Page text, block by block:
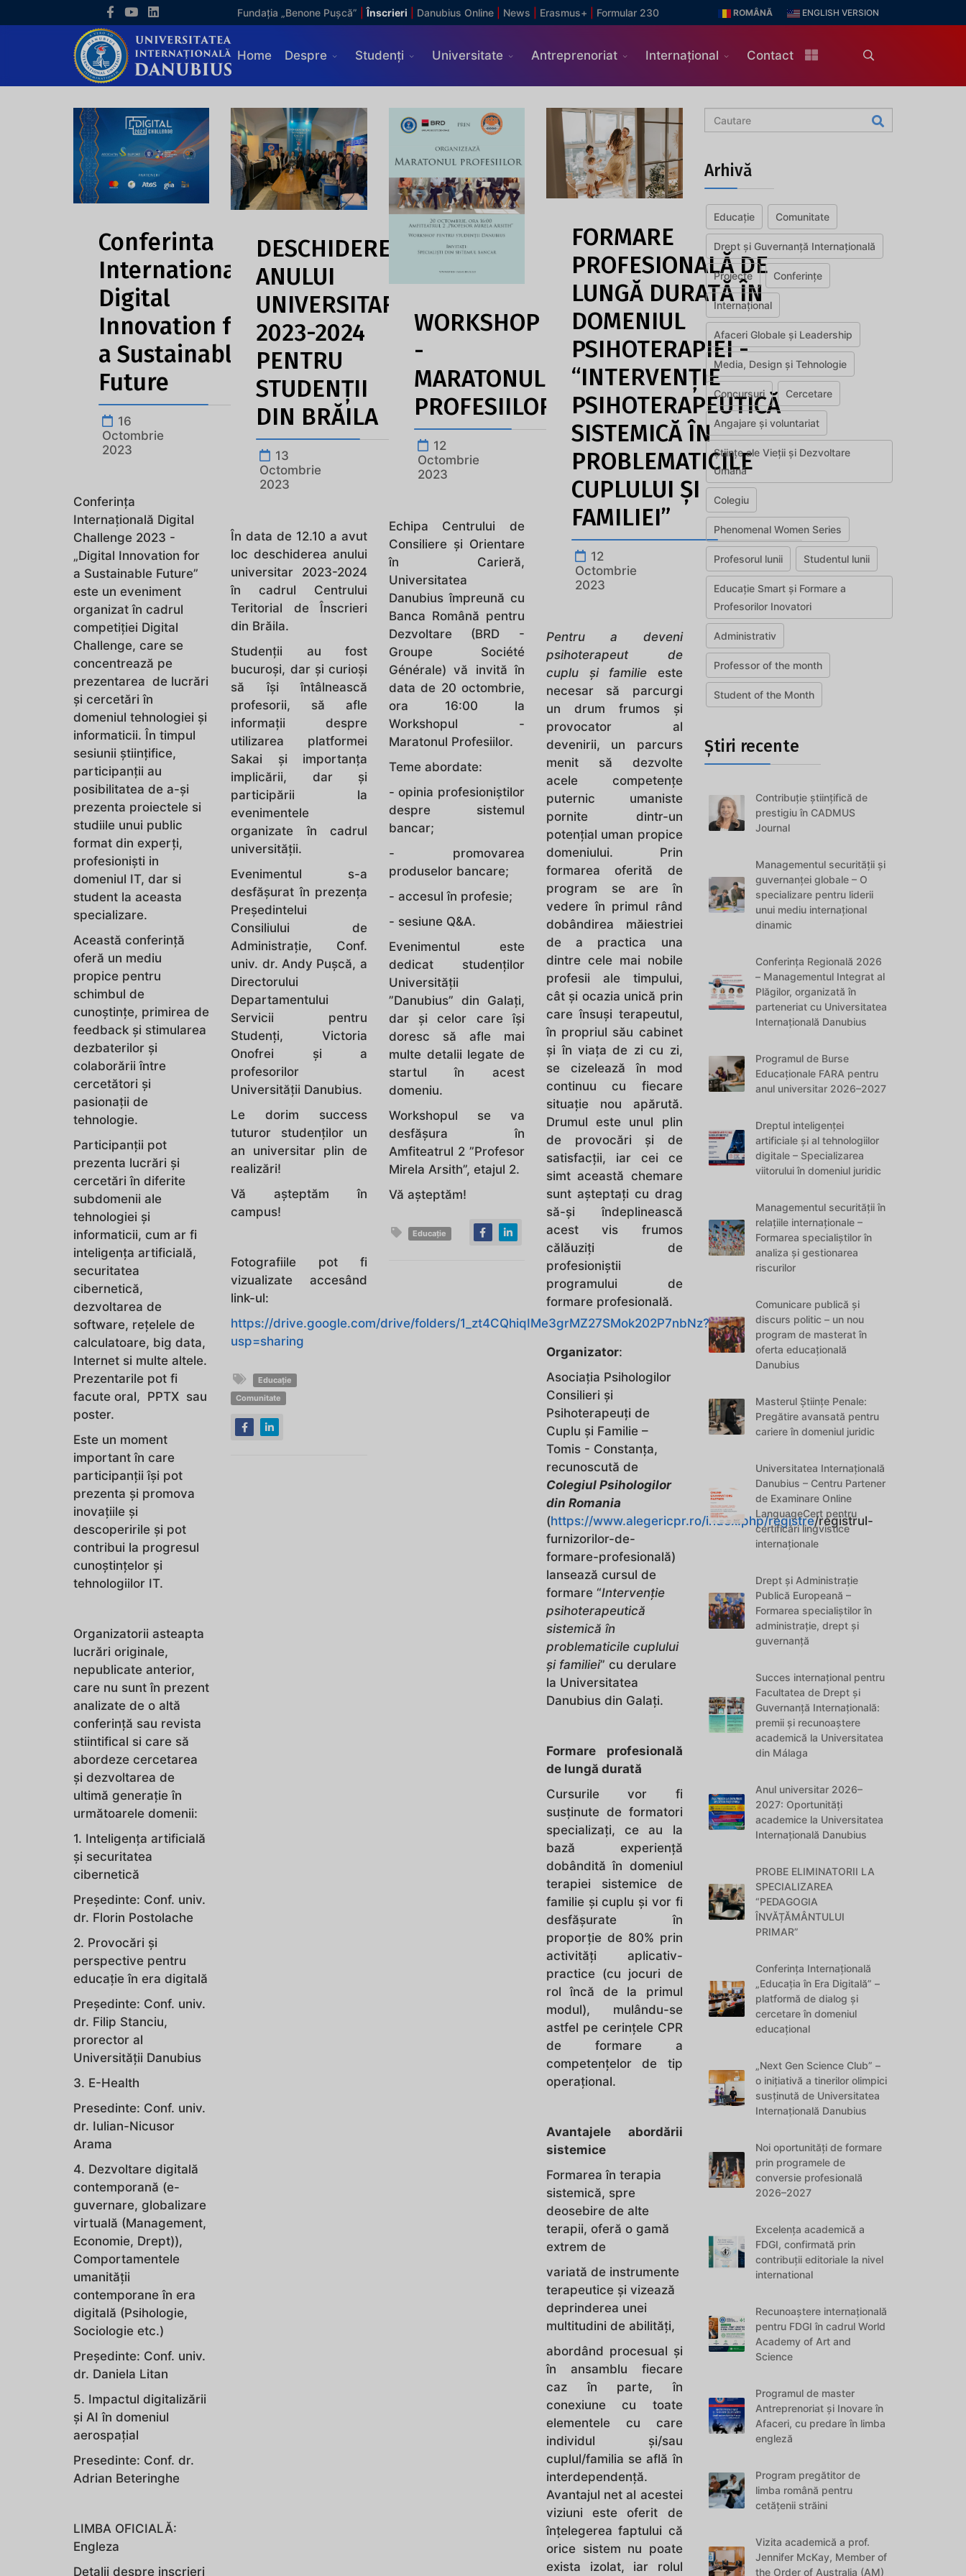
Fundația „Benone Pușcă” Înscrieri Danubius Online News Erasmus+ Formular 230 ROMÂNĂ ENGLISH VERSION
Home Despre Studenți Universitate Antreprenoriat Internațional Contact
Conferinta
Internationala
Digital
Innovation for
a Sustainable
Future
16
Octombrie
2023
Conferința
Internațională Digital
Challenge 2023 -
„Digital Innovation for
a Sustainable Future”
este un eveniment
organizat în cadrul
competiției Digital
Challenge, care se
concentrează pe
prezentarea de lucrări
și cercetări în
domeniul tehnologiei și
informaticii. În timpul
sesiunii științifice,
participanții au
posibilitatea de a-și
prezenta proiectele si
studiile unui public
format din experți,
profesioniști in
domeniul IT, dar si
student la aceasta
specializare.
Această conferință
oferă un mediu
propice pentru
schimbul de
cunoștințe, primirea de
feedback și stimularea
dezbaterilor și
colaborării între
cercetători și
pasionații de
tehnologie.
Participanții pot
prezenta lucrări și
cercetări în diferite
subdomenii ale
tehnologiei și
informaticii, cum ar fi
inteligența artificială,
securitatea
cibernetică,
dezvoltarea de
software, rețelele de
calculatoare, big data,
Internet si multe altele.
Prezentarile pot fi
facute oral, PPTX sau
poster.
Este un moment
important în care
participanții își pot
prezenta și promova
inovațiile și
descoperirile și pot
contribui la progresul
cunoștințelor și
tehnologiilor IT.
Organizatorii asteapta
lucrări originale,
nepublicate anterior,
care nu sunt în prezent
analizate de o altă
conferință sau revista
stiintifical si care să
abordeze cercetarea
și dezvoltarea de
ultimă generație în
următoarele domenii:
1. Inteligența artificială
și securitatea
cibernetică
Preşedinte: Conf. univ.
dr. Florin Postolache
2. Provocări și
perspective pentru
educație în era digitală
Preşedinte: Conf. univ.
dr. Filip Stanciu,
prorector al
Universităţii Danubius
3. E-Health
Presedinte: Conf. univ.
dr. Iulian-Nicusor
Arama
4. Dezvoltare digitală
contemporană (e-
guvernare, globalizare
virtuală (Management,
Economie, Drept)),
Comportamentele
umanității
contemporane în era
digitală (Psihologie,
Sociologie etc.)
Preşedinte: Conf. univ.
dr. Daniela Litan
5. Impactul digitalizării
și AI în domeniul
aerospațial
Presedinte: Conf. dr.
Adrian Beteringhe
LIMBA OFICIALĂ:
Engleza
Detalii despre inscrieri
DESCHIDEREA
ANULUI
UNIVERSITAR
2023-2024
PENTRU
STUDENȚII
DIN BRĂILA
13
Octombrie
2023
În data de 12.10 a avut
loc deschiderea anului
universitar 2023-2024
în cadrul Centrului
Teritorial de Înscrieri
din Brăila.
Studenții au fost
bucuroși, dar și curioși
să își întâlnească
profesorii, să afle
informații despre
utilizarea platformei
Sakai și importanța
implicării, dar și
participării la
evenimentele
organizate în cadrul
universității.
Evenimentul s-a
desfășurat în prezența
Președintelui
Consiliului de
Administrație, Conf.
univ. dr. Andy Pușcă, a
Directorului
Departamentului
Servicii pentru
Studenți, Victoria
Onofrei și a
profesorilor
Universității Danubius.
Le dorim success
tuturor studenților un
an universitar plin de
realizări!
Vă așteptăm în
campus!
Fotografiile pot fi
vizualizate accesând
link-ul:
https://drive.google.com/drive/folders/1_zt4CQhiqIMe3grMZ27SMok202P7nbNz?
usp=sharing
Educație
Comunitate
WORKSHOP
-
MARATONUL
PROFESIILOR
12
Octombrie
2023
Echipa Centrului de
Consiliere și Orientare
în Carieră,
Universitatea
Danubius împreună cu
Banca Română pentru
Dezvoltare (BRD -
Groupe Société
Générale) vă invită în
data de 20 octombrie,
ora 16:00 la
Workshopul -
Maratonul Profesiilor.
Teme abordate:
- opinia profesioniștilor
despre sistemul
bancar;
- promovarea
produselor bancare;
- accesul în profesie;
- sesiune Q&A.
Evenimentul este
dedicat studenților
Universității
”Danubius” din Galați,
dar și celor care își
doresc să afle mai
multe detalii legate de
startul în acest
domeniu.
Workshopul se va
desfășura în
Amfiteatrul 2 ”Profesor
Mirela Arsith”, etajul 2.
Vă așteptăm!
Educație
FORMARE
PROFESIONALĂ DE
LUNGĂ DURATĂ ÎN
DOMENIUL
PSIHOTERAPIEI -
“INTERVENŢIE
PSIHOTERAPEUTICĂ
SISTEMICĂ ÎN
PROBLEMATICILE
CUPLULUI ŞI
FAMILIEI”
12
Octombrie
2023
Pentru a deveni
psihoterapeut de
cuplu şi familie este
necesar să parcurgi
un drum frumos şi
provocator al
devenirii, un parcurs
menit să dezvolte
acele competenţe
puternic umaniste
pornite dintr-un
potenţial uman propice
domeniului. Prin
formarea oferită de
program se are în
vedere în primul rând
dobândirea măiestriei
de a practica una
dintre cele mai nobile
profesii ale timpului,
cât și ocazia unică prin
care însuși terapeutul,
în propriul său cabinet
și în viața de zi cu zi,
se cizelează în mod
continuu cu fiecare
situație nou apărută.
Drumul este unul plin
de provocări şi de
satisfacții, iar cei ce
simt această chemare
sunt aşteptaţi cu drag
să-şi îndeplinească
acest vis frumos
călăuziţi de
profesioniştii
programului de
formare profesională.
Organizator:
Asociaţia Psihologilor
Consilieri şi
Psihoterapeuţi de
Cuplu şi Familie –
Tomis - Constanţa,
recunoscută de
Colegiul Psihologilor
din Romania
(https://www.alegericpr.ro/index.php/registre/registrul-
furnizorilor-de-
formare-profesională)
lansează cursul de
formare “Intervenţie
psihoterapeutică
sistemică în
problematicile cuplului
şi familiei” cu derulare
la Universitatea
Danubius din Galați.
Formare profesională
de lungă durată
Cursurile vor fi
susţinute de formatori
specializați, ce au la
bază experienţă
dobândită în domeniul
terapiei sistemice de
familie şi cuplu şi vor fi
desfăşurate în
proporţie de 80% prin
activităţi aplicativ-
practice (cu jocuri de
rol încă de la primul
modul), mulându-se
astfel pe cerinţele CPR
de formare a
competenţelor de tip
operaţional.
Avantajele abordării
sistemice
Formarea în terapia
sistemică, spre
deosebire de alte
terapii, oferă o gamă
extrem de
variată de instrumente
terapeutice și vizează
deprinderea unei
multitudini de abilități,
abordând procesual și
în ansamblu fiecare
caz în parte, în
conexiune cu toate
elementele cu care
individul şi/sau
cuplul/familia se află în
interdependență.
Avantajul net al acestei
viziuni este oferit de
înțelegerea faptului că
orice sistem nu poate
exista izolat, iar rolul
Arhivă
Educație Comunitate
Drept și Guvernanță Internațională
Proiecte Conferințe
Internațional
Afaceri Globale și Leadership
Media, Design și Tehnologie
Concursuri Cercetare
Angajare și voluntariat
Științe ale Vieții și Dezvoltare
Umană
Colegiu
Phenomenal Women Series
Profesorul lunii Studentul lunii
Educație Smart și Formare a
Profesorilor Inovatori
Administrativ
Professor of the month
Student of the Month
Știri recente
Contribuție științifică de
prestigiu în CADMUS
Journal
Managementul securității și
guvernanței globale – O
specializare pentru liderii
unui mediu internațional
dinamic
Conferința Regională 2026
– Managementul Integrat al
Plăgilor, organizată în
parteneriat cu Universitatea
Internațională Danubius
Programul de Burse
Educaționale FARA pentru
anul universitar 2026–2027
Dreptul inteligenței
artificiale și al tehnologiilor
digitale – Specializarea
viitorului în domeniul juridic
Managementul securității în
relațiile internaționale –
Formarea specialiștilor în
analiza și gestionarea
riscurilor
Comunicare publică și
discurs politic – un nou
program de masterat în
oferta educațională
Danubius
Masterul Științe Penale:
Pregătire avansată pentru
cariere în domeniul juridic
Universitatea Internațională
Danubius – Centru Partener
de Examinare Online
LanguageCert pentru
certificări lingvistice
internaționale
Drept și Administrație
Publică Europeană –
Formarea specialiștilor în
administrație, drept și
guvernanță
Succes internațional pentru
Facultatea de Drept și
Guvernanță Internațională:
premii și recunoaștere
academică la Universitatea
din Málaga
Anul universitar 2026–
2027: Oportunități
academice la Universitatea
Internațională Danubius
PROBE ELIMINATORII LA
SPECIALIZAREA
“PEDAGOGIA
ÎNVĂȚĂMÂNTULUI
PRIMAR”
Conferința Internațională
„Educația în Era Digitală” –
platformă de dialog și
cercetare în domeniul
educațional
„Next Gen Science Club” –
o inițiativă a tinerilor olimpici
susținută de Universitatea
Internațională Danubius
Noi oportunități de formare
prin programele de
conversie profesională
2026–2027
Excelența academică a
FDGI, confirmată prin
contribuții editoriale la nivel
international
Recunoaștere internațională
pentru FDGI în cadrul World
Academy of Art and
Science
Programul de master
Antreprenoriat și Inovare în
Afaceri, cu predare în limba
engleză
Program pregătitor de
limba română pentru
cetățenii străini
Vizita academică a prof.
Jennifer McKay, Member of
the Order of Australia (AM)